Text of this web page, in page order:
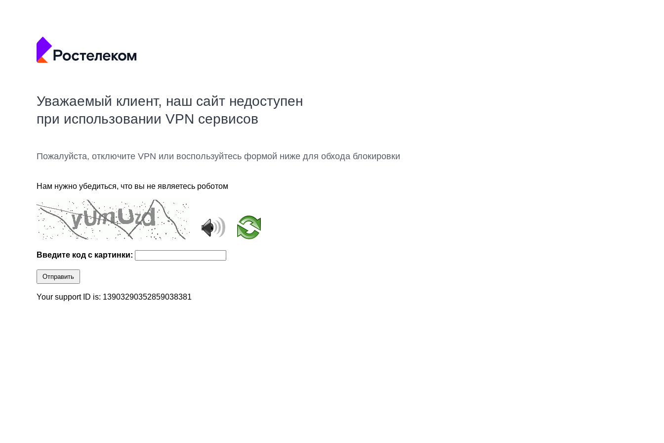
Уважаемый клиент, наш сайт недоступен
при использовании VPN сервисов
Пожалуйста, отключите VPN или воспользуйтесь формой ниже для обхода блокировки
Нам нужно убедиться, что вы не являетесь роботом
Введите код с картинки:
Отправить
Your support ID is: 13903290352859038381